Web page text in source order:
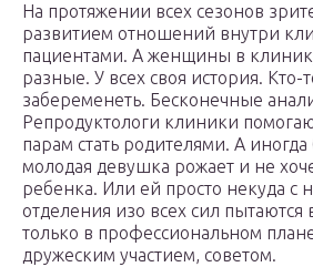
На протяжении всех сезонов
развитием отношений внутри
пациентами. А женщины в
разные. У всех своя история. Кто-
забеременеть. Бесконечные
Репродуктологи клиники
парам стать родителями. А
молодая девушка рожает и не
ребенка. Или ей просто некуда с
отделения изо всех сил пытаются
только в профессиональном
дружеским участием, советом.